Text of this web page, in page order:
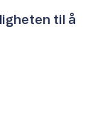
til å